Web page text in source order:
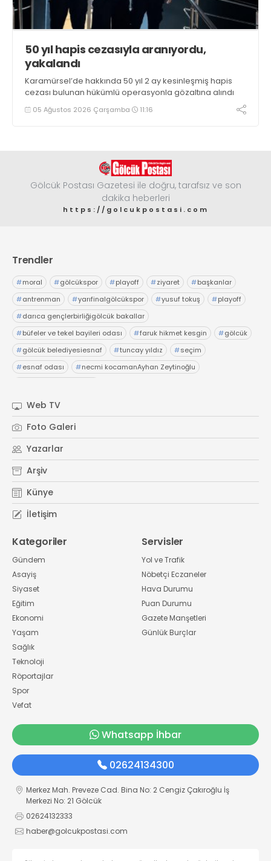
50 yıl hapis cezasıyla aranıyordu,
yakalandı
Karamürsel’de hakkında 50 yıl 2 ay kesinleşmiş hapis
cezası bulunan hükümlü operasyonla gözaltına alındı
05 Ağustos 2026 Çarşamba 11:16
Gölcük Postası Gazetesi ile doğru, tarafsız ve son
dakika heberleri
https://golcukpostasi.com
Trendler
#moral #gölcükspor #playoff #ziyaret #başkanlar
#antrenman #yarıfinalgölcükspor #yusuf tokuş #playoff
#darıca gençlerbirliğigölcük bakallar
#büfeler ve tekel bayileri odası #faruk hikmet kesgin #gölcük
#gölcük belediyesiesnaf #tuncay yıldız #seçim
#esnaf odası #necmi kocamanAyhan Zeytinoğlu
Web TV
Foto Galeri
Yazarlar
Arşiv
Künye
İletişim
Kategoriler
Gündem
Asayiş
Siyaset
Eğitim
Ekonomi
Yaşam
Sağlık
Teknoloji
Röportajlar
Spor
Vefat
Servisler
Yol ve Trafik
Nöbetçi Eczaneler
Hava Durumu
Puan Durumu
Gazete Manşetleri
Günlük Burçlar
Whatsapp İhbar
02624134300
Merkez Mah. Preveze Cad. Bina No: 2 Cengiz Çakıroğlu İş
Merkezi No: 21 Gölcük
02624132333
haber@golcukpostasi.com